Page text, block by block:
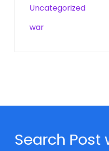
Uncategorized
war
Search Post